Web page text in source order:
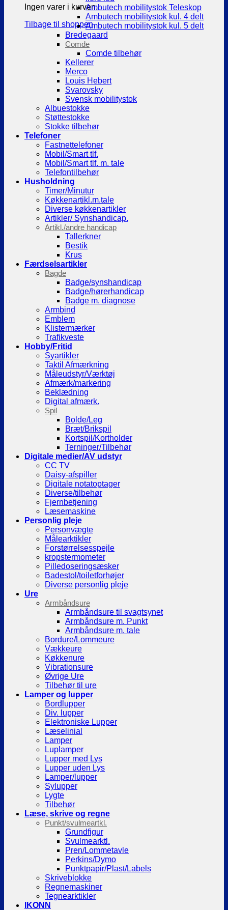
Ingen varer i kurven.
Tilbage til shoppen
Ambutech mobilitystok Teleskop
Ambutech mobilitystok kul. 4 delt
Ambutech mobilitystok kul. 5 delt
Bredegaard
Comde
Comde tilbehør
Kellerer
Merco
Louis Hebert
Svarovsky
Svensk mobilitystok
Albuestokke
Støttestokke
Stokke tilbehør
Telefoner
Fastnettelefoner
Mobil/Smart tlf.
Mobil/Smart tlf. m. tale
Telefontilbehør
Husholdning
Timer/Minutur
Køkkenartikl.m.tale
Diverse køkkenartikler
Artikler/ Synshandicap.
Artikl./andre handicap
Tallerkner
Bestik
Krus
Færdselsartikler
Bagde
Badge/synshandicap
Badge/hørerhandicap
Badge m. diagnose
Armbind
Emblem
Klistermærker
Trafikveste
Hobby/Fritid
Syartikler
Taktil Afmærkning
Måleudstyr/Værktøj
Afmærk/markering
Beklædning
Digital afmærk.
Spil
Bolde/Leg
Bræt/Brikspil
Kortspil/Kortholder
Terninger/Tilbehør
Digitale medier/AV udstyr
CC TV
Daisy-afspiller
Digitale notatoptager
Diverse/tilbehør
Fjernbetjening
Læsemaskine
Personlig pleje
Personvægte
Målearktikler
Forstørrelsesspejle
kropstermometer
Pilledoseringsæsker
Badestol/toiletforhøjer
Diverse personlig pleje
Ure
Armbåndsure
Armbåndsure til svagtsynet
Armbåndsure m. Punkt
Armbåndsure m. tale
Bordure/Lommeure
Vækkeure
Køkkenure
Vibrationsure
Øvrige Ure
Tilbehør til ure
Lamper og lupper
Bordlupper
Div. lupper
Elektroniske Lupper
Læselinial
Lamper
Luplamper
Lupper med Lys
Lupper uden Lys
Lamper/lupper
Sylupper
Lygte
Tilbehør
Læse, skrive og regne
Punkt/svulmeartkl.
Grundfigur
Svulmearktl.
Pren/Lommetavle
Perkins/Dymo
Punktpapir/Plast/Labels
Skriveblokke
Regnemaskiner
Tegnearktikler
IKONN